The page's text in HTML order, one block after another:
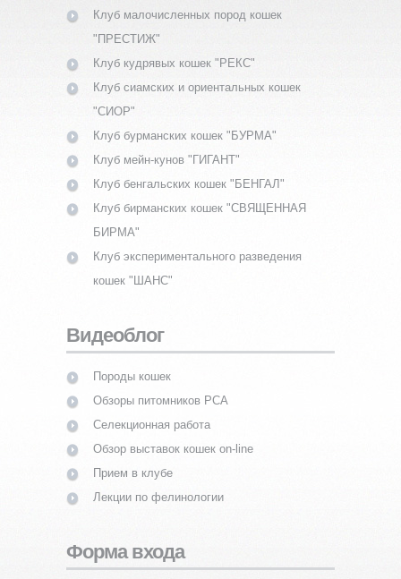
Клуб малочисленных пород кошек
"ПРЕСТИЖ"
Клуб кудрявых кошек "РЕКС"
Клуб сиамских и ориентальных кошек
"СИОР"
Клуб бурманских кошек "БУРМА"
Клуб мейн-кунов "ГИГАНТ"
Клуб бенгальских кошек "БЕНГАЛ"
Клуб бирманских кошек "СВЯЩЕННАЯ
БИРМА"
Клуб экспериментального разведения
кошек "ШАНС"
Видеоблог
Породы кошек
Обзоры питомников PCA
Селекционная работа
Обзор выставок кошек on-line
Прием в клубе
Лекции по фелинологии
Форма входа